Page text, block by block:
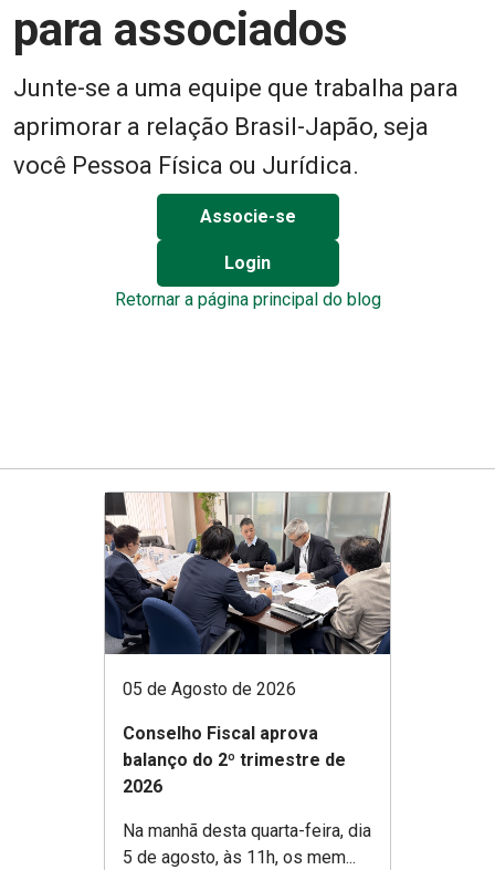
para associados
Junte-se a uma equipe que trabalha para
aprimorar a relação Brasil-Japão, seja
você Pessoa Física ou Jurídica.
Associe-se
Login
Retornar a página principal do blog
05 de Agosto de 2026
Conselho Fiscal aprova
balanço do 2º trimestre de
2026
Na manhã desta quarta-feira, dia
5 de agosto, às 11h, os mem...